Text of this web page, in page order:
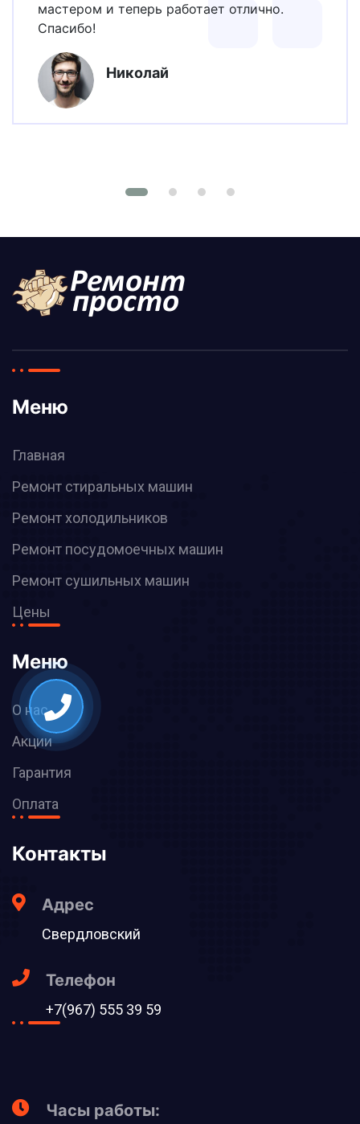
мастером и теперь работает отлично.
Спасибо!
Николай
Меню
Главная
Ремонт стиральных машин
Ремонт холодильников
Ремонт посудомоечных машин
Ремонт сушильных машин
Цены
Меню
О нас
Акции
Гарантия
Оплата
Контакты
Адрес
Свердловский
Телефон
+7(967) 555 39 59
Часы работы: